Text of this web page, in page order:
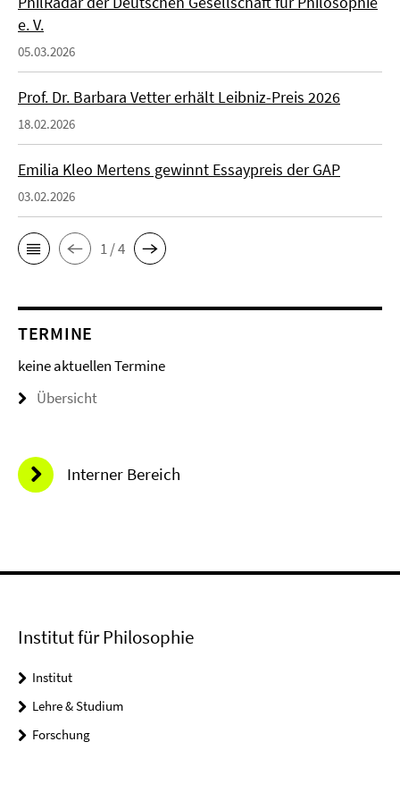
e. V.
05.03.2026
Prof. Dr. Barbara Vetter erhält Leibniz-Preis 2026
18.02.2026
Emilia Kleo Mertens gewinnt Essaypreis der GAP
03.02.2026
1 / 4
TERMINE
keine aktuellen Termine
Übersicht
Interner Bereich
Institut für Philosophie
Institut
Lehre & Studium
Forschung